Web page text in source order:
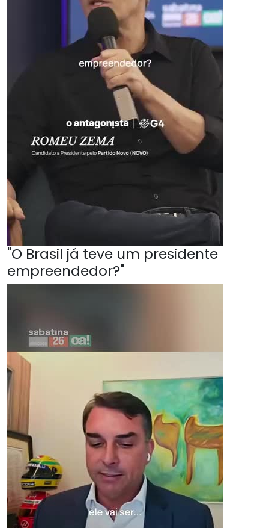
"O Brasil já teve um presidente
empreendedor?"